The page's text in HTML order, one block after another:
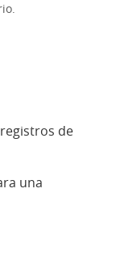
de
una